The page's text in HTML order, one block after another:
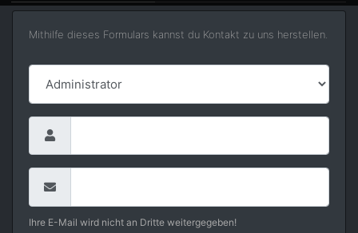
Mithilfe dieses Formulars kannst du Kontakt zu uns herstellen.
Ihre E-Mail wird nicht an Dritte weitergegeben!